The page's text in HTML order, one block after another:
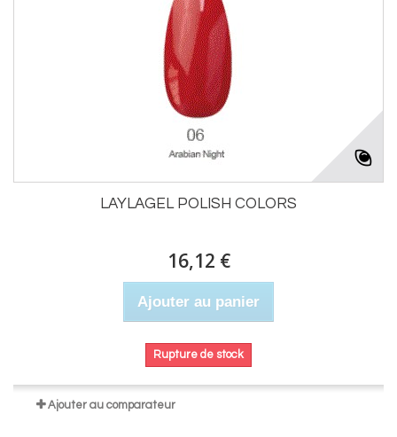
LAYLAGEL POLISH COLORS
16,12 €
Ajouter au panier
Rupture de stock
Ajouter au comparateur